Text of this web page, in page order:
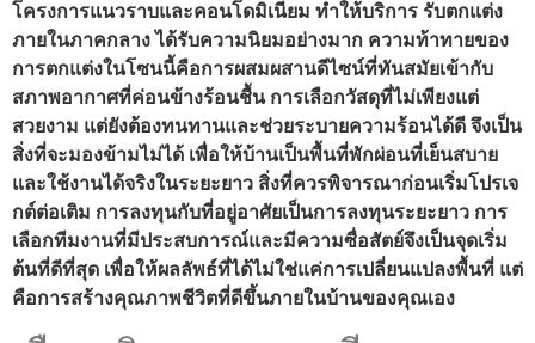
โครงการแนวราบและคอนโดมิเนียม ทำให้บริการ รับตกแต่ง
ภายในภาคกลาง ได้รับความนิยมอย่างมาก ความท้าทายของ
การตกแต่งในโซนนี้คือการผสมผสานดีไซน์ที่ทันสมัยเข้ากับ
สภาพอากาศที่ค่อนข้างร้อนชื้น การเลือกวัสดุที่ไม่เพียงแต่
สวยงาม แต่ยังต้องทนทานและช่วยระบายความร้อนได้ดี จึงเป็น
สิ่งที่จะมองข้ามไม่ได้ เพื่อให้บ้านเป็นพื้นที่พักผ่อนที่เย็นสบาย
และใช้งานได้จริงในระยะยาว สิ่งที่ควรพิจารณาก่อนเริ่มโปรเจ
กต์ต่อเติม การลงทุนกับที่อยู่อาศัยเป็นการลงทุนระยะยาว การ
เลือกทีมงานที่มีประสบการณ์และมีความซื่อสัตย์จึงเป็นจุดเริ่ม
ต้นที่ดีที่สุด เพื่อให้ผลลัพธ์ที่ได้ไม่ใช่แค่การเปลี่ยนแปลงพื้นที่ แต่
คือการสร้างคุณภาพชีวิตที่ดีขึ้นภายในบ้านของคุณเอง